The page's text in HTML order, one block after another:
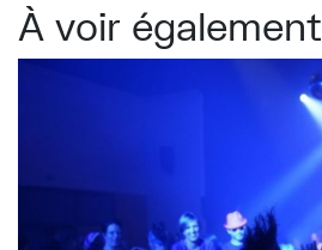
À voir également